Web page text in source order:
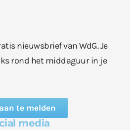
nieuwsbrief van WdG. Je
rond het middaguur in je
te melden
media